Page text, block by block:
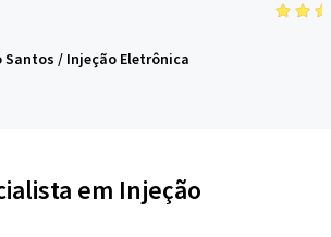
Santos / Injeção Eletrônica
em Injeção